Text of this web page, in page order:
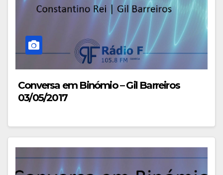
Conversa em Binómio – Gil Barreiros
03/05/2017